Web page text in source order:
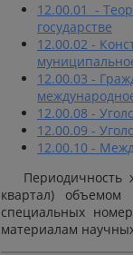
12.00.01 -
государстве
12.00.02 -
12.00.03 -
12.00.08 -
12.00.09 -
12.00.10 -
Периодичность
квартал) объемом
специальных
материалам